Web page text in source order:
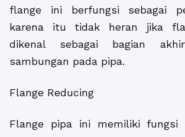
flange ini berfungsi sebagai
karena itu tidak heran jika
dikenal sebagai bagian
sambungan pada pipa.
Flange Reducing
Flange pipa ini memiliki fungsi